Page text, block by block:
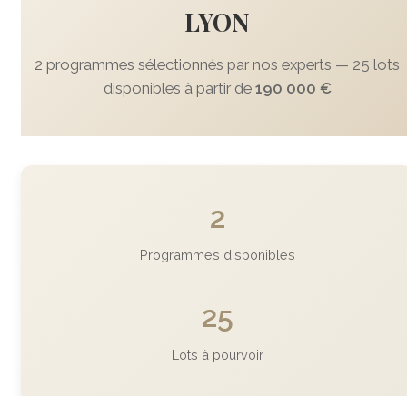
LYON
2 programmes sélectionnés par nos experts — 25 lots
disponibles à partir de 190 000 €
2
Programmes disponibles
25
Lots à pourvoir